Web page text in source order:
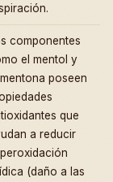
componentes
el mentol y
mentona poseen
que
a reducir
peroxidación
(daño a las